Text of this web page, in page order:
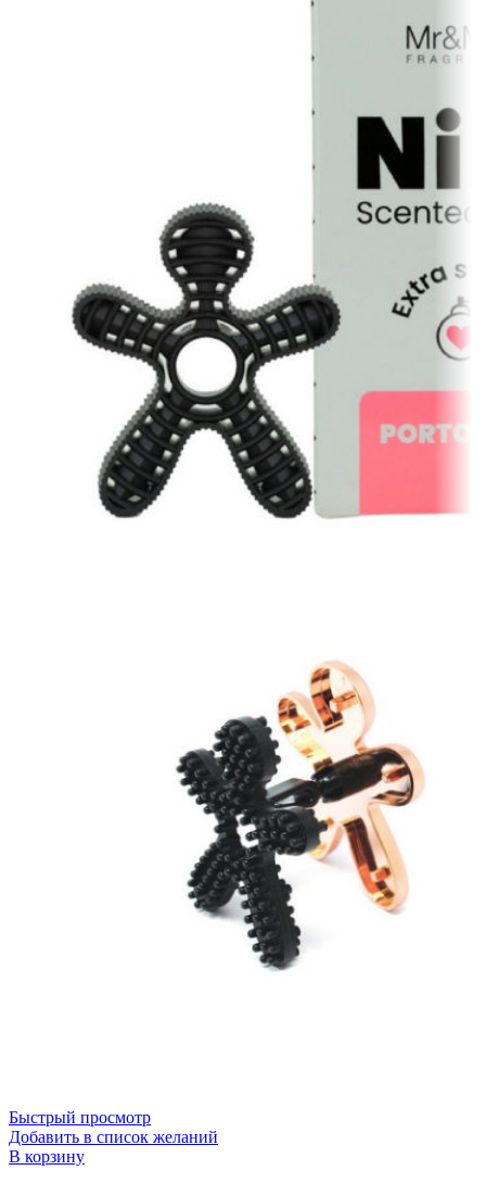
Быстрый просмотр
Добавить в список желаний
В корзину